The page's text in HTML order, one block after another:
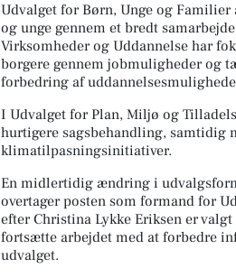
Udvalget for Børn, Unge og
og unge gennem et bredt
Virksomheder og Uddannelse har
borgere gennem jobmuligheder og
forbedring af
I Udvalget for Plan, Miljø og
hurtigere sagsbehandling, samtidig
klimatilpasningsinitiativer.
En midlertidig ændring i
overtager posten som formand for
efter Christina Lykke Eriksen er
fortsætte arbejdet med at forbedre
udvalget.